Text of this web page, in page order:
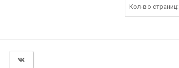
Кол-во страниц: